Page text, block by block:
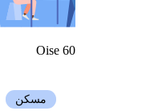
Oise 60
مسکن